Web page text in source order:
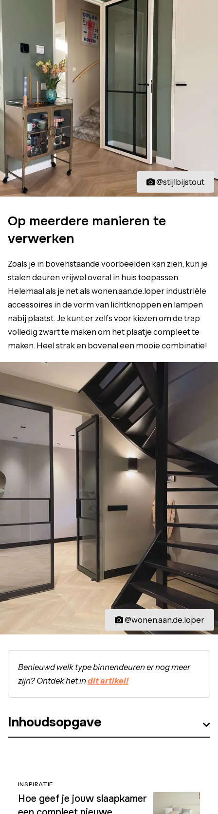
@stijlbijstout
Op meerdere manieren te
verwerken
Zoals je in bovenstaande voorbeelden kan zien, kun je
stalen deuren vrijwel overal in huis toepassen.
Helemaal als je net als wonen.aan.de.loper industriële
accessoires in de vorm van lichtknoppen en lampen
nabij plaatst. Je kunt er zelfs voor kiezen om de trap
volledig zwart te maken om het plaatje compleet te
maken. Heel strak en bovenal een mooie combinatie!
@wonen.aan.de.loper
Benieuwd welk type binnendeuren er nog meer
zijn? Ontdek het indit artikel!
Inhoudsopgave
INSPIRATIE
Hoe geef je jouw slaapkamer